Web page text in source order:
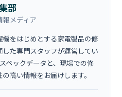
部
報メディア
をはじめとする家電製品の修
た専門スタッフが運営してい
ペックデータと、現場での修
高い情報をお届けします。